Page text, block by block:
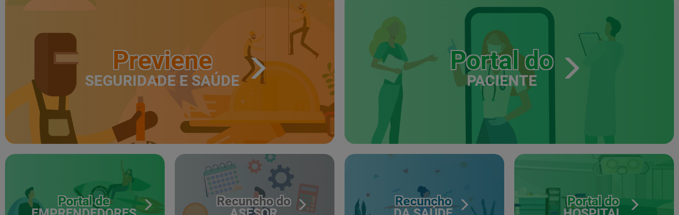
Previene
SEGURIDADE E SAÚDE
Portal do
PACIENTE
Portal de
Recuncho do
Recuncho
Portal do